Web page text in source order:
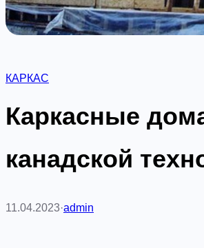
КАРКАС
Каркасные
канадской
11.04.2023·admin